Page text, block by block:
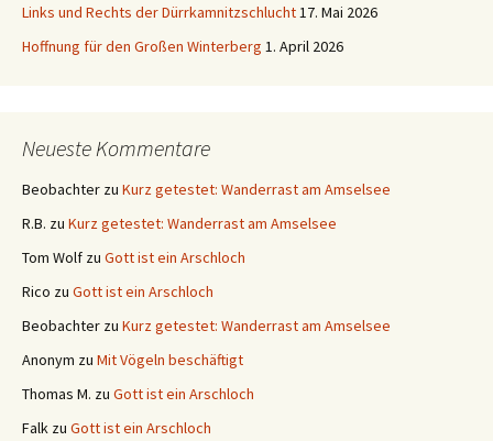
Links und Rechts der Dürrkamnitzschlucht17. Mai 2026
Hoffnung für den Großen Winterberg 1. April 2026
Neueste Kommentare
Beobachter zu Kurz getestet: Wanderrast am Amselsee
R.B. zu Kurz getestet: Wanderrast am Amselsee
Tom Wolf zu Gott ist ein Arschloch
Rico zu Gott ist ein Arschloch
Beobachter zu Kurz getestet: Wanderrast am Amselsee
Anonym zu Mit Vögeln beschäftigt
Thomas M. zu Gott ist ein Arschloch
Falk zu Gott ist ein Arschloch